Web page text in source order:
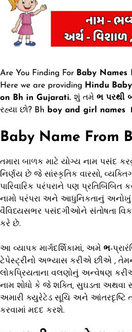
Are You Finding For Baby
Here we are providing Hindu
on Bh in Gujarati. શું તમે ભ પરથી
રહ્યા છો? Bh boy and girl names
Baby Name From
તમારા બાળક માટે યોગ્ય નામ પસંદ
નિર્ણય છે જે સાંસ્કૃતિક વારસો,
પારિવારિક પરંપરાને પણ પ્રતિબિંબિત
નામો પરંપરા અને આધુનિકતાનું
વૈવિધ્યસભર પસંદગીઓને સંતોષતા
કરે છે.
આ વ્યાપક માર્ગદર્શિકામાં, અમે ભ-
ટેપેસ્ટ્રીનો અભ્યાસ કરીએ છીએ ,
લોકપ્રિયતાના વલણોનું અન્વેષણ
નામ શોધો કે જે શક્તિ, સુઘડતા અથવા
અમારી ક્યુરેટેડ સૂચિ અને આંતરદૃષ્ટિ
કરવામાં મદદ કરશે.